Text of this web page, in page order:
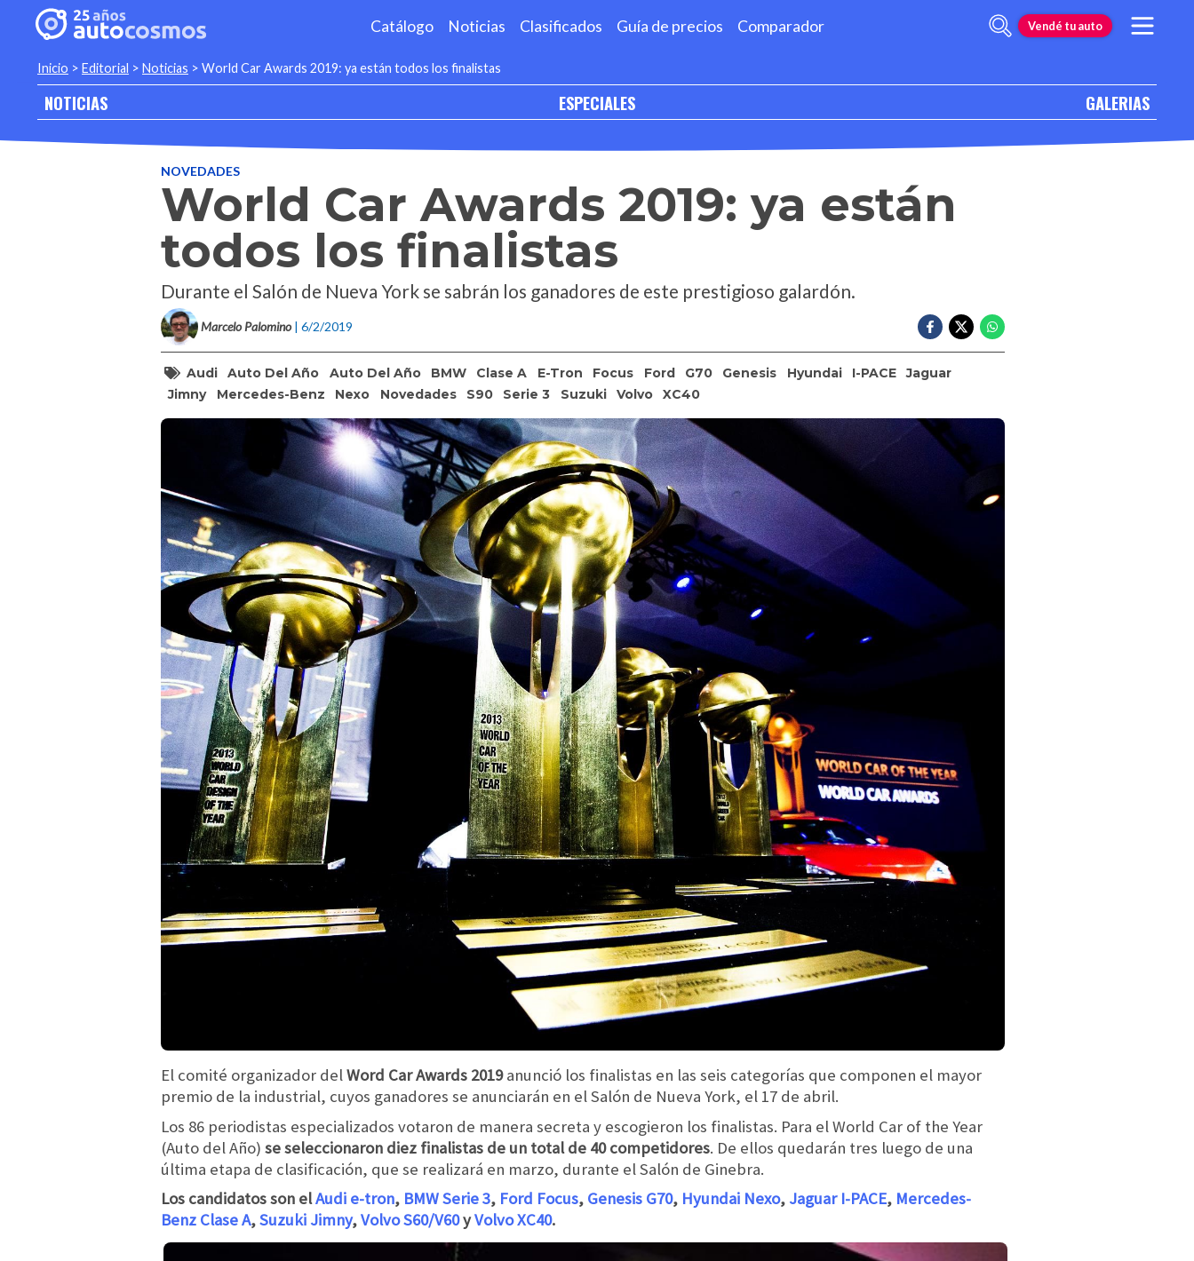
Catálogo Noticias Clasificados Guía de precios Comparador Vendé tu auto
Inicio > Editorial > Noticias > World Car Awards 2019: ya están todos los finalistas
NOTICIAS ESPECIALES GALERIAS
NOVEDADES
World Car Awards 2019: ya están
todos los finalistas
Durante el Salón de Nueva York se sabrán los ganadores de este prestigioso galardón.
Marcelo Palomino | 6/2/2019
Audi Auto Del Año Auto Del Año BMW Clase A E-Tron Focus Ford G70 Genesis Hyundai I-PACE
Jaguar
Jimny
Mercedes-Benz Nexo Novedades S90 Serie 3 Suzuki Volvo XC40
El comité organizador delWord Car Awards 2019anunció los finalistas en las seis categorías que componen el mayor
premio de la industrial, cuyos ganadores se anunciarán en el Salón de Nueva York, el 17 de abril.
Los 86 periodistas especializados votaron de manera secreta y escogieron los finalistas. Para el World Car of the Year
(Auto del Año) se seleccionaron diez finalistas de un total de 40 competidores. De ellos quedarán tres luego de una
última etapa de clasificación, que se realizará en marzo, durante el Salón de Ginebra.
Los candidatos son elAudi e-tron, BMW Serie 3, Ford Focus, Genesis G70, Hyundai Nexo, Jaguar I-PACE, Mercedes-
Benz Clase A,Suzuki Jimny,Volvo S60/V60yVolvo XC40.